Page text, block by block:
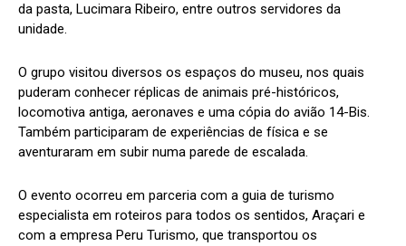
da pasta, Lucimara Ribeiro, entre outros servidores da
unidade.
O grupo visitou diversos os espaços do museu, nos quais
puderam conhecer réplicas de animais pré-históricos,
locomotiva antiga, aeronaves e uma cópia do avião 14-Bis.
Também participaram de experiências de física e se
aventuraram em subir numa parede de escalada.
O evento ocorreu em parceria com a guia de turismo
especialista em roteiros para todos os sentidos, Araçari e
com a empresa Peru Turismo, que transportou os